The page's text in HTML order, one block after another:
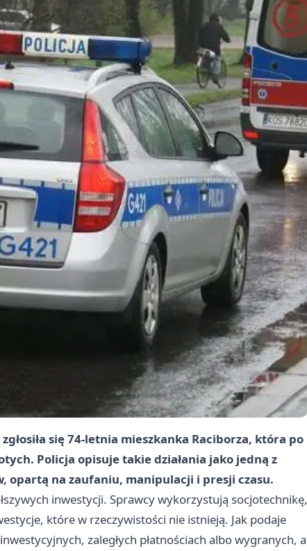
się74-letnia mieszkanka Raciborza, która po
. Policja opisuje takie działania jako jedną z
opartą na zaufaniu, manipulacji i presji czasu.
inwestycji. Sprawcy wykorzystują socjotechnikę,
które w rzeczywistości nie istnieją. Jak podaje
zaległych płatnościach albo wygranych, a